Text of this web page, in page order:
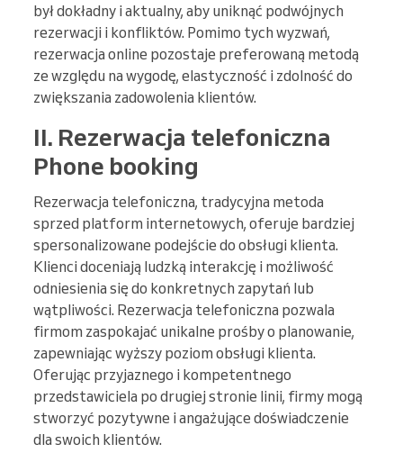
był dokładny i aktualny, aby uniknąć podwójnych
rezerwacji i konfliktów. Pomimo tych wyzwań,
rezerwacja online pozostaje preferowaną metodą
ze względu na wygodę, elastyczność i zdolność do
zwiększania zadowolenia klientów.
II. Rezerwacja telefoniczna
Phone booking
Rezerwacja telefoniczna, tradycyjna metoda
sprzed platform internetowych, oferuje bardziej
spersonalizowane podejście do obsługi klienta.
Klienci doceniają ludzką interakcję i możliwość
odniesienia się do konkretnych zapytań lub
wątpliwości. Rezerwacja telefoniczna pozwala
firmom zaspokajać unikalne prośby o planowanie,
zapewniając wyższy poziom obsługi klienta.
Oferując przyjaznego i kompetentnego
przedstawiciela po drugiej stronie linii, firmy mogą
stworzyć pozytywne i angażujące doświadczenie
dla swoich klientów.